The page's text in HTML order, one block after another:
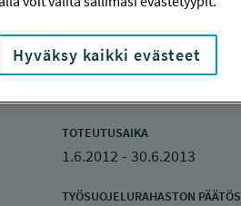
TOTEUTUSAIKA
1.6.2012 - 30.6.2013
TYÖSUOJELURAHASTON PÄÄTÖS
Hyväksy kaikki evästeet